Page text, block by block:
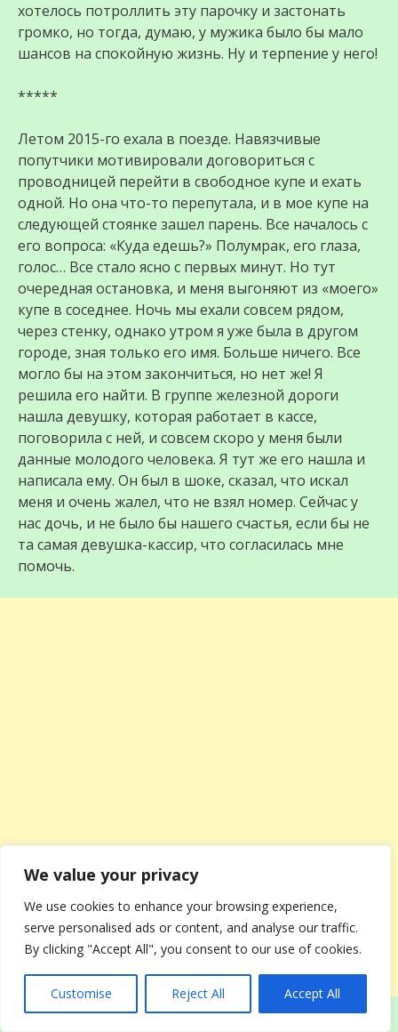
We value your privacy
We use cookies to enhance your browsing experience,
serve personalised ads or content, and analyse our traffic.
By clicking "Accept All", you consent to our use of cookies.
Customise Reject All Accept All
хотелось потроллить эту парочку и застонать
громко, но тогда, думаю, у мужика было бы мало
шансов на спокойную жизнь. Ну и терпение у него!
*****
Летом 2015-го ехала в поезде. Навязчивые
попутчики мотивировали договориться с
проводницей перейти в свободное купе и ехать
одной. Но она что-то перепутала, и в мое купе на
следующей стоянке зашел парень. Все началось с
его вопроса: «Куда едешь?» Полумрак, его глаза,
голос… Все стало ясно с первых минут. Но тут
очередная остановка, и меня выгоняют из «моего»
купе в соседнее. Ночь мы ехали совсем рядом,
через стенку, однако утром я уже была в другом
городе, зная только его имя. Больше ничего. Все
могло бы на этом закончиться, но нет же! Я
решила его найти. В группе железной дороги
нашла девушку, которая работает в кассе,
поговорила с ней, и совсем скоро у меня были
данные молодого человека. Я тут же его нашла и
написала ему. Он был в шоке, сказал, что искал
меня и очень жалел, что не взял номер. Сейчас у
нас дочь, и не было бы нашего счастья, если бы не
та самая девушка-кассир, что согласилась мне
помочь.